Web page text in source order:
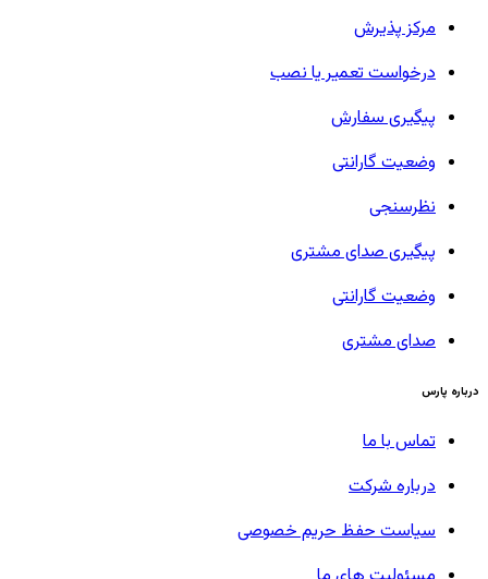
مرکز پذیرش
درخواست تعمیر یا نصب
پیگیری سفارش
وضعیت گارانتی
نظرسنجی
پیگیری صدای مشتری
وضعیت گارانتی
صدای مشتری
درباره پارس
تماس با ما
درباره شرکت
سیاست حفظ حریم خصوصی